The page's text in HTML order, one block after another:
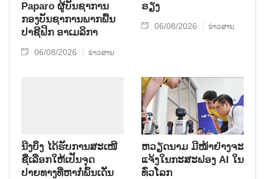
Paparo ຜູ້​ບັນ​ຊາ​ການ
ກອງ​ບັນ​ຊາ​ການພາກ​ພື້ນ​
ປາ​ຊີ​ຟິກ ອາ​ເມ​ລິ​ກາ
06/08/2026 ຂ່າວສານ
ຣຽງ
06/08/2026 ຂ່າວສານ
ນີງບິ່ງ ໄດ້ຮັບການສະເໜີ
ຊື່ເລືອກໃຫ້ເປັນຈຸດ
ປາຍທາງທີ່ຫາກໍ່ພົ້ນເດັ່ນ
ຫວຽດນາມ ມີໜ້າຢ່າງຈະ
ແຈ້ງໃນກະສະຟອງ AI ໃນ
ທົ່ວໂລກ